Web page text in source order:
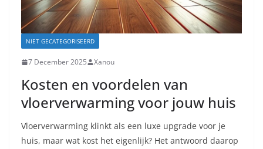
NIET GECATEGORISEERD
7 December 2025 Xanou
Kosten en voordelen van
vloerverwarming voor jouw huis
Vloerverwarming klinkt als een luxe upgrade voor je
huis, maar wat kost het eigenlijk? Het antwoord daarop